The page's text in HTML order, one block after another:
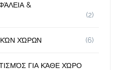
&
(2)
ΧΏΡΩΝ (6)
ΓΙΑ ΚΆΘΕ ΧΏΡΟ